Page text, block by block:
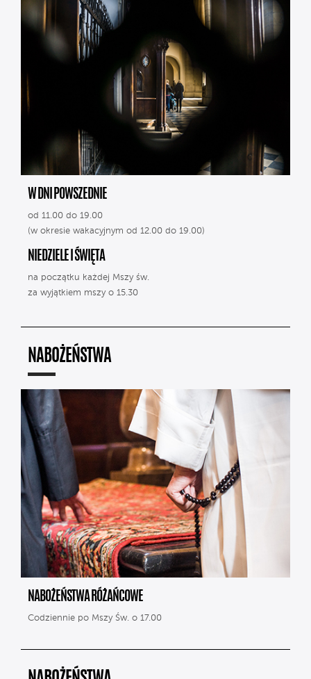
W DNI POWSZEDNIE
od 11.00 do 19.00
(w okresie wakacyjnym od 12.00 do 19.00)
NIEDZIELE I ŚWIĘTA
na początku każdej Mszy św.
za wyjątkiem mszy o 15.30
NABOŻEŃSTWA
NABOŻEŃSTWA RÓŻAŃCOWE
Codziennie po Mszy Św. o 17.00